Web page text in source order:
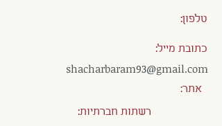
טלפון:
כתובת מייל:
shacharbaram93@gmail.com
אתר:
רשתות חברתיות: